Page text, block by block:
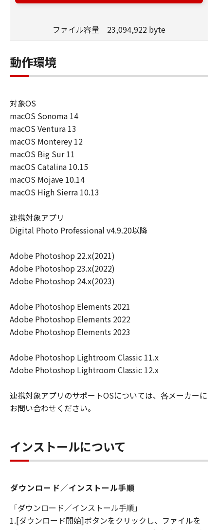
タの記憶媒体上にインストールすること、
と、アクセスすること、読み出すこと、も
しくは実行することのいずれも含むものと
します）することができます。お客様はま
た、お客様が「プリンタ」を使用すること
エア」を使用させることができます。その
場合、お客様には、かかる「指定ユーザ」
を本契約の条件に従わせることにつき、す
べての責任を負っていただくものとしま
す。 (2) お客様は、再使用許諾、譲渡、頒
布、貸与その他の方法により、第三者に
「本ソフトウエア」を使用もしくは利用さ
(3) お客様は、「本ソフトウエア」の全部
または一部を修正、改変、リバース・エン
ンブル等することはできません。また第三
者にこのような行為をさせてはなりませ
ん。
キヤノンは「本ソフトウエア」に関する知
的財産権のいかなる権利もお客様に付与す
るものではありません。
所有権
「本ソフトウエア」及びその複製物に係る
ンまたはキヤノンのライセンサーに帰属し
ます。
憶媒体に格納されて提供されている場合、
キヤノンは、お客様が「許諾ソフトウエ
フトウエア」が格納されている記憶媒体
な欠陥がないことを保証します。当該保証
期間中に「メディア」に物理的な欠陥が発
ファイル容量 23,094,922 byte
動作環境
対象OS
macOS Sonoma 14
macOS Ventura 13
macOS Monterey 12
macOS Big Sur 11
macOS Catalina 10.15
macOS Mojave 10.14
macOS High Sierra 10.13
連携対象アプリ
Digital Photo Professional v4.9.20以降
Adobe Photoshop 22.x(2021)
Adobe Photoshop 23.x(2022)
Adobe Photoshop 24.x(2023)
Adobe Photoshop Elements 2021
Adobe Photoshop Elements 2022
Adobe Photoshop Elements 2023
Adobe Photoshop Lightroom Classic 11.x
Adobe Photoshop Lightroom Classic 12.x
連携対象アプリのサポートOSについては、各メーカーに
お問い合わせください。
インストールについて
ダウンロード／インストール手順
「ダウンロード／インストール手順」
1.[ダウンロード開始]ボタンをクリックし、ファイルを